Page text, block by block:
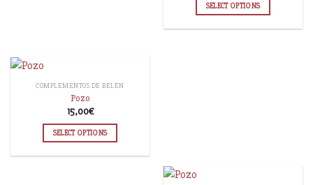
SELECT OPTIONS
COMPLEMENTOS DE BELÉN
Pozo
15,00€
SELECT OPTIONS